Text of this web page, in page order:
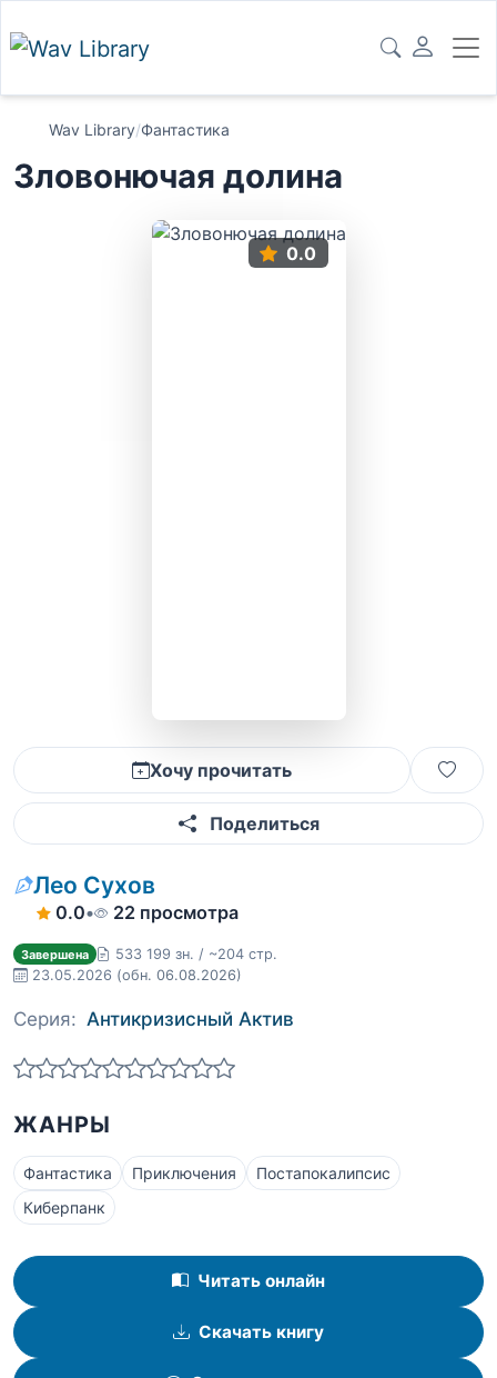
Wav Library/Фантастика
Зловонючая долина
0.0
Хочу прочитать
Поделиться
Лео Сухов
0.0• 22 просмотра
Завершена
533 199 зн. / ~204 стр.
23.05.2026 (обн. 06.08.2026)
Серия: Антикризисный Актив
ЖАНРЫ
Фантастика Приключения
Постапокалипсис
Киберпанк
Читать онлайн
Скачать книгу